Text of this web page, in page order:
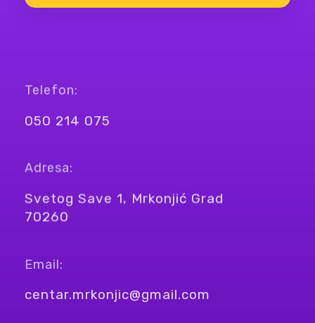
Telefon:
050 214 075
Adresa:
Svetog Save 1, Mrkonjić Grad
70260
Email:
centar.mrkonjic@gmail.com